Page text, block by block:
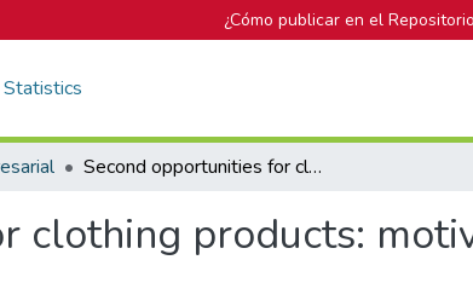
¿Cómo publicar en el
Statistics
Second opportunities for clothing products: motivations to purchase second-hand clothes
clothing products: